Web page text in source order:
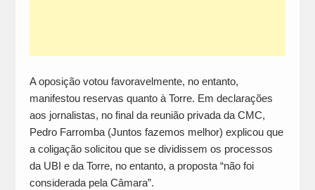
A oposição votou favoravelmente, no entanto,
manifestou reservas quanto à Torre. Em declarações
aos jornalistas, no final da reunião privada da CMC,
Pedro Farromba (Juntos fazemos melhor) explicou que
a coligação solicitou que se dividissem os processos
da UBI e da Torre, no entanto, a proposta “não foi
considerada pela Câmara”.